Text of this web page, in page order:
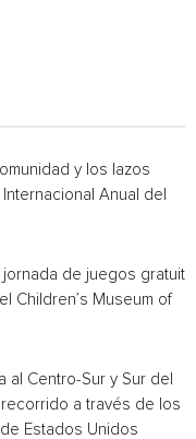
y los lazos
Anual del
de juegos gratuita
Children’s Museum of
al Centro-Sur y Sur del
a través de los
Estados Unidos